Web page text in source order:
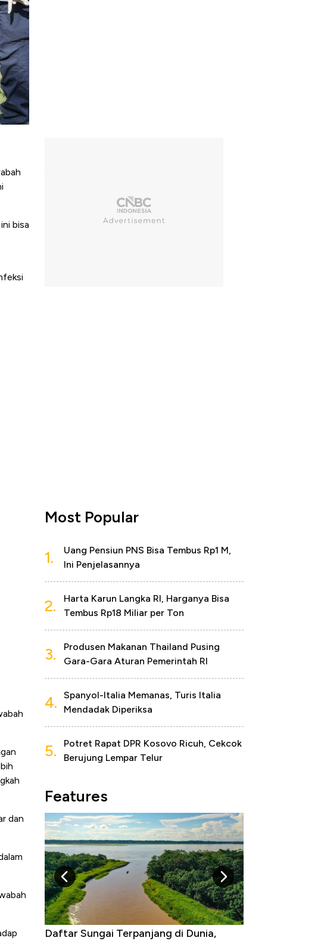
bisa
dan
Most Popular
1.
Uang Pensiun PNS Bisa Tembus Rp1 M,
Ini Penjelasannya
2.
Harta Karun Langka RI, Harganya Bisa
Tembus Rp18 Miliar per Ton
3.
Produsen Makanan Thailand Pusing
Gara-Gara Aturan Pemerintah RI
4.
Spanyol-Italia Memanas, Turis Italia
Mendadak Diperiksa
5.
Potret Rapat DPR Kosovo Ricuh, Cekcok
Berujung Lempar Telur
Features
Negara yang Warganya Sering